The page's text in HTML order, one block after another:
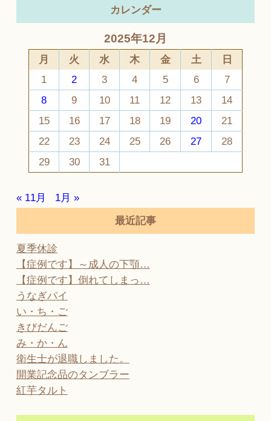
カレンダー
2025年12月
月 火 水 木 金 土
日
1
2 3 4 5 6
7
8
9 10 11 12 13
14
15
16 17 18 19 20
21
22
23 24 25 26 27
28
29
30 31
« 11月
1月 »
最近記事
夏季休診
【症例です】～成人の下顎…
【症例です】倒れてしまっ…
うなぎパイ
い・ち・ご
きびだんご
み・か・ん
衛生士が退職しました。
開業記念品のタンブラー
紅芋タルト